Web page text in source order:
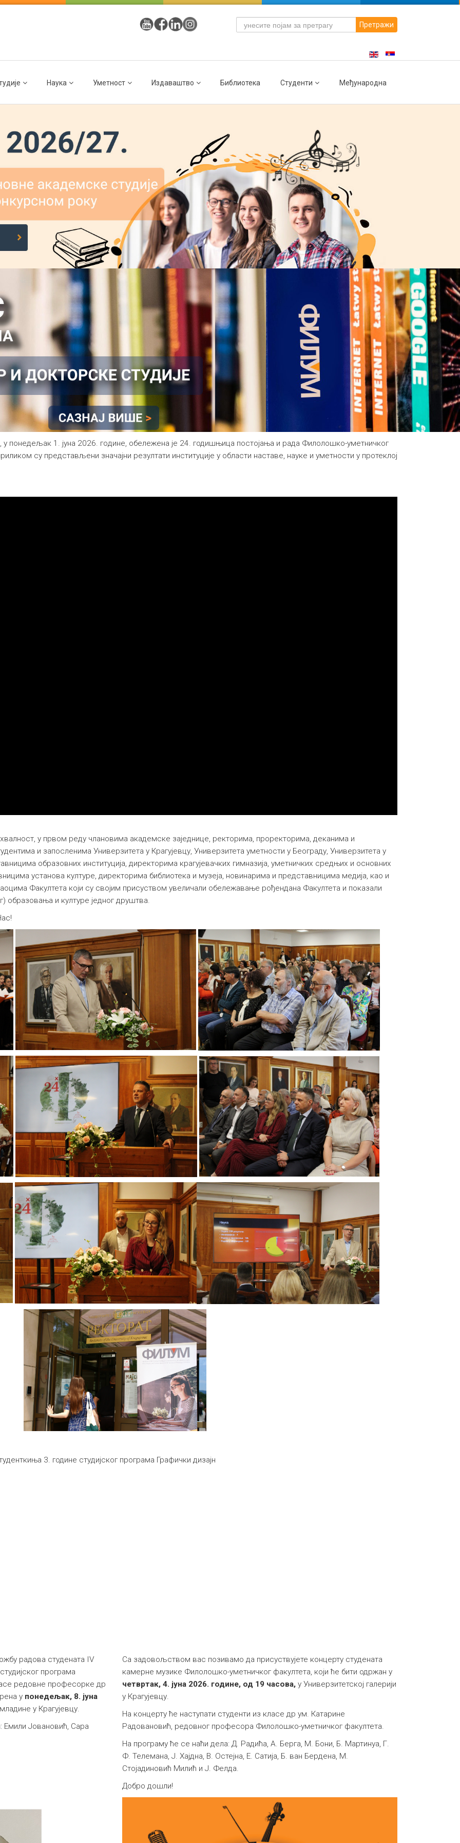
Претражи
Наука Уметност Издаваштво Библиотека Студенти Међународна
понедељак 1. јуна 2026. гoдинe, oбeлeжeна je 24. годишњица пoстojaњa и рaдa Филолошко-уметничког
су представљени значајни резултати институције у области наставе, науке и уметности у протеклој
у првом реду члановима академске заједнице, ректорима, проректорима, деканима и
и запосленима Универзитета у Крагујевцу, Универзитета уметности у Београду, Универзитета у
образовних институција, директорима крагујевачких гимназија, уметничких средњих и основних
установа културе, директорима библиотека и музеја, новинарима и представницима медија, као и
Факултета који су својим присуством увеличали обележавање рођендана Факултета и показали
образовања и културе једног друштва.
3. године студијског програма Графички дизајн
радова студената IV
програма
редовне професорке др
у понедељак, 8. јуна
у Крагујевцу.
Емили Јовановић, Сара
Са задовољством вас позивамо да присуствујете концерту студената
камерне музике Филолошко-уметничког факултета, који ће бити одржан у
четвртак, 4. јуна 2026. године, од 19 часова,у Универзитетској галерији
у Крагујевцу.
На концерту ће наступати студенти из класе др ум. Катарине
Радовановић, редовног професора Филолошко-уметничког факултета.
На програму ће се наћи дела: Д. Радића, А. Берга, М. Бони, Б. Мартинуа, Г.
Ф. Телемана, Ј. Хајдна, В. Остејна, Е. Сатија, Б. ван Бердена, М.
Стојадиновић Милић и Ј. Фелда.
Добро дошли!